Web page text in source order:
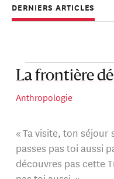
DERNIERS ARTICLES
La frontière
Anthropologie
« Ta visite, ton
passes pas toi aussi
découvres pas cette